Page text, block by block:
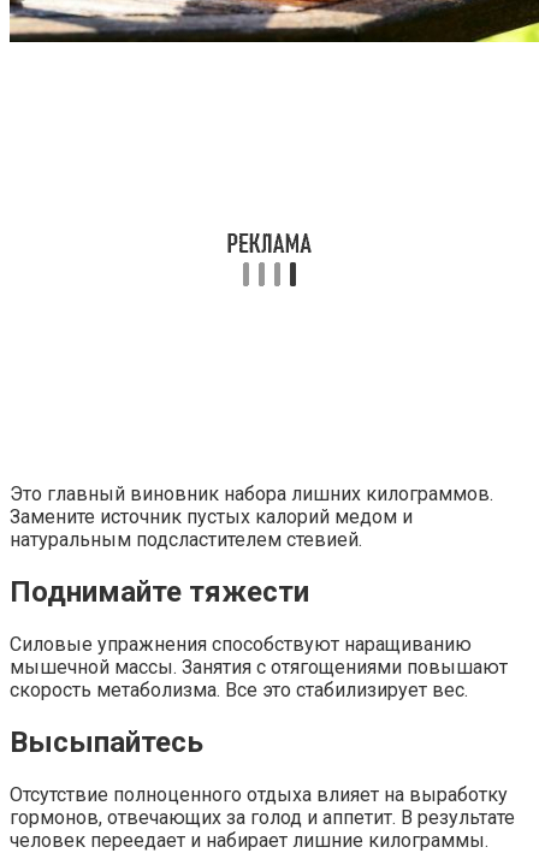
Это главный виновник набора лишних килограммов.
Замените источник пустых калорий медом и
натуральным подсластителем стевией.
Поднимайте тяжести
Силовые упражнения способствуют наращиванию
мышечной массы. Занятия с отягощениями повышают
скорость метаболизма. Все это стабилизирует вес.
Высыпайтесь
Отсутствие полноценного отдыха влияет на выработку
гормонов, отвечающих за голод и аппетит. В результате
человек переедает и набирает лишние килограммы.